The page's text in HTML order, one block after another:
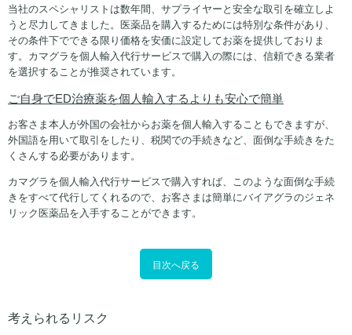
当社のスペシャリストは数年間、サプライヤーと安全な取引を確立しよ
うと尽力してきました。医薬品を購入するためには特別な条件があり、
その条件下でできる限り価格を安価に設定してお薬を提供しておりま
す。カマグラを個人輸入代行サービスで購入の際には、信頼できる業者
を選択することが推奨されています。
ご自身でED治療薬を個人輸入するよりも安心で簡単
お客さま本人が外国の会社からお薬を個人輸入することもできますが、
外国語を用いて取引をしたり、税関での手続きなど、面倒な手続きをた
くさんする必要があります。
カマグラを個人輸入代行サービスで購入すれば、このような面倒な手続
きをすべて代行してくれるので、お客さまは簡単にバイアグラのジェネ
リック医薬品を入手することができます。
目次へ戻る
考えられるリスク